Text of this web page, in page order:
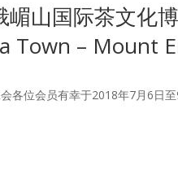
嵋山国际茶文化
Town – Mount
各位会员有幸于2018年7月6日至